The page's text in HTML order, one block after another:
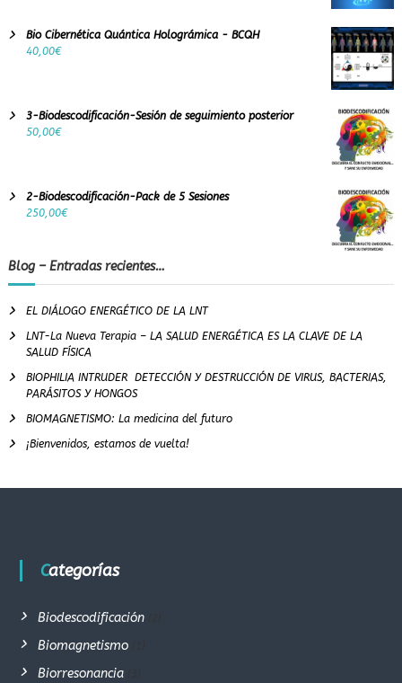
Bio Cibernética Quántica Holográmica - BCQH
40,00€
3-Biodescodificación-Sesión de seguimiento posterior
50,00€
2-Biodescodificación-Pack de 5 Sesiones
250,00€
Blog – Entradas recientes…
EL DIÁLOGO ENERGÉTICO DE LA LNT
LNT-La Nueva Terapia – LA SALUD ENERGÉTICA ES LA CLAVE DE LA
SALUD FÍSICA
BIOPHILIA INTRUDER DETECCIÓN Y DESTRUCCIÓN DE VIRUS, BACTERIAS,
PARÁSITOS Y HONGOS
BIOMAGNETISMO: La medicina del futuro
¡Bienvenidos, estamos de vuelta!
Categorías
Biodescodificación(2)
Biomagnetismo(1)
Biorresonancia(3)